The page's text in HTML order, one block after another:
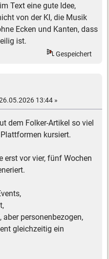
Text eine gute Idee,
von der KI, die Musik
Ecken und Kanten, dass
ist.
Gespeichert
13:44 »
dem Folker-Artikel so viel
kursiert.
erst vor vier, fünf Wochen
personenbezogen,
gleichzeitig ein